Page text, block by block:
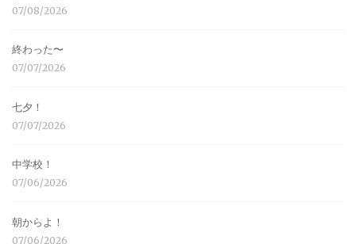
07/08/2026
終わった〜
07/07/2026
七夕！
07/07/2026
中学校！
07/06/2026
朝からよ！
07/06/2026